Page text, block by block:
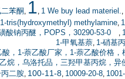
苯酮, 1, 1 We buy lead materiel.,
1-tris(hydroxymethyl) methylamine,
酸钠丙醚，POPS，30290-53-0 ,
1-甲氧基萘, 1-硝基
酸，1-萘乙酸厂家，1-萘乙酸价格，
烷，乌洛托品，三羟甲基丙烷，
二胺, 100-11-8, 10009-20-8,